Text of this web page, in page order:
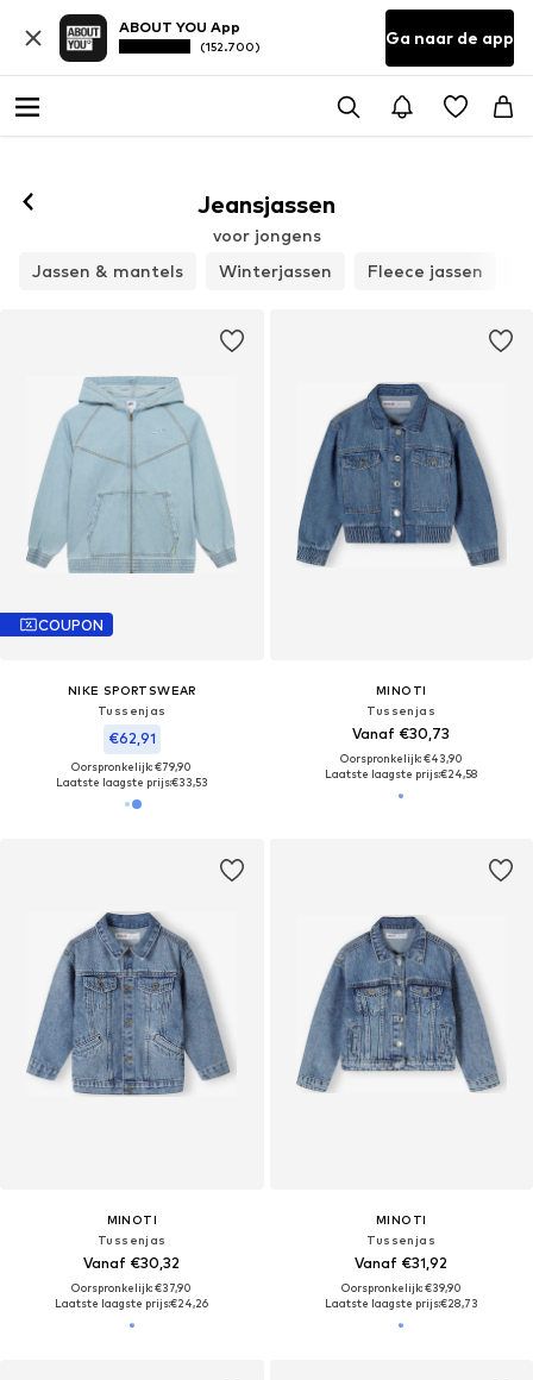
ABOUT YOU App
(152.700) Ga naar de app
Jeansjassen
voor jongens
Jassen & mantels
Winterjassen Fleece jassen
COUPON
NIKE SPORTSWEAR
Tussenjas
€62,91
Oorspronkelijk: €79,90
Laatste laagste prijs:€33,53
MINOTI
Tussenjas
Vanaf €30,73
Oorspronkelijk: €43,90
Laatste laagste prijs:€24,58
MINOTI
Tussenjas
Vanaf €30,32
Oorspronkelijk: €37,90
Laatste laagste prijs:€24,26
MINOTI
Tussenjas
Vanaf €31,92
Oorspronkelijk: €39,90
Laatste laagste prijs:€28,73